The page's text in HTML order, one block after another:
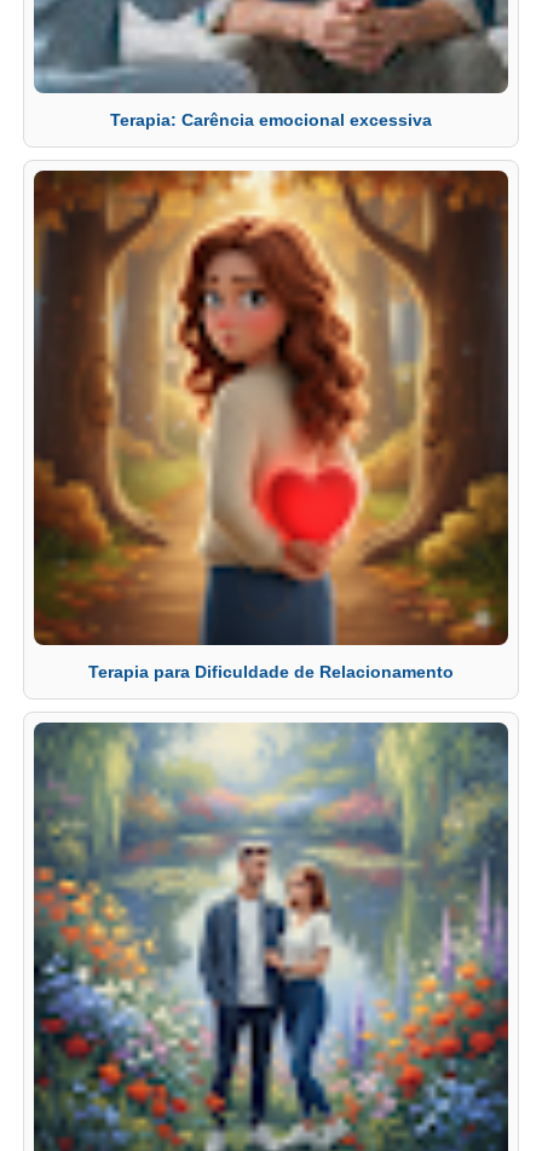
Terapia: Carência emocional excessiva
Terapia para Dificuldade de Relacionamento